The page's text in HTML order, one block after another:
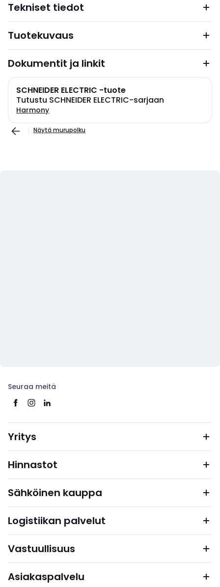
Tekniset tiedot
Tuotekuvaus
Dokumentit ja linkit
SCHNEIDER ELECTRIC -tuote
Tutustu SCHNEIDER ELECTRIC-sarjaan
Harmony
Näytä murupolku
Seuraa meitä
Yritys
Hinnastot
Sähköinen kauppa
Logistiikan palvelut
Vastuullisuus
Asiakaspalvelu